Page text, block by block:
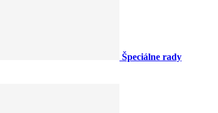
Špeciálne rady